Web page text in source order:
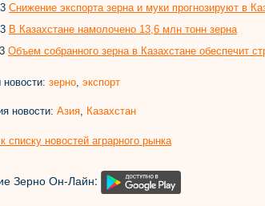
Снижение экспорта зерна и муки прогнозируют в
В Казахстане намолочено 13,6 млн тонн зерна
Объем собранного зерна в Казахстане обеспечит
зерно экспорт
новости: Азия Казахстан
списку новостей аграрного рынка
Зерно Он-Лайн: